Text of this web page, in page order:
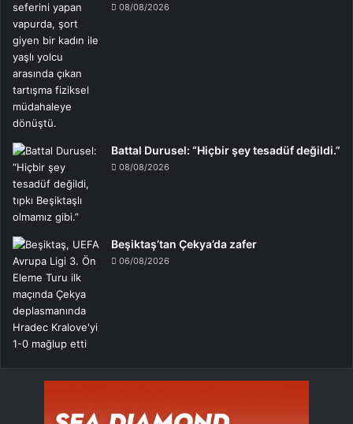
08/08/2026
Battal Durusel: “Hiçbir şey tesadüf değildi.”
08/08/2026
Beşiktaş’tan Çekya’da zafer
06/08/2026